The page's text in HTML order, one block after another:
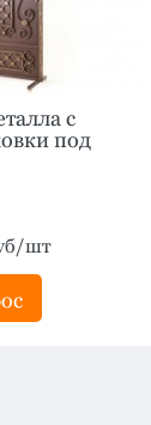
с
под
шт